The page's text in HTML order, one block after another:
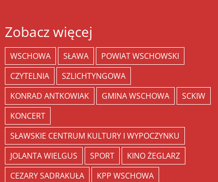
Zobacz więcej
WSCHOWA SŁAWA
POWIAT WSCHOWSKI
CZYTELNIA
SZLICHTYNGOWA
KONRAD ANTKOWIAK
GMINA WSCHOWA
SCKIW
KONCERT
SŁAWSKIE CENTRUM KULTURY I WYPOCZYNKU
JOLANTA WIELGUS
SPORT
KINO ŻEGLARZ
CEZARY SADRAKUŁA
KPP WSCHOWA